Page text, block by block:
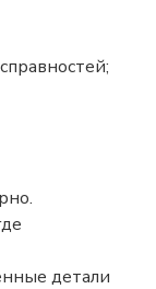
детали